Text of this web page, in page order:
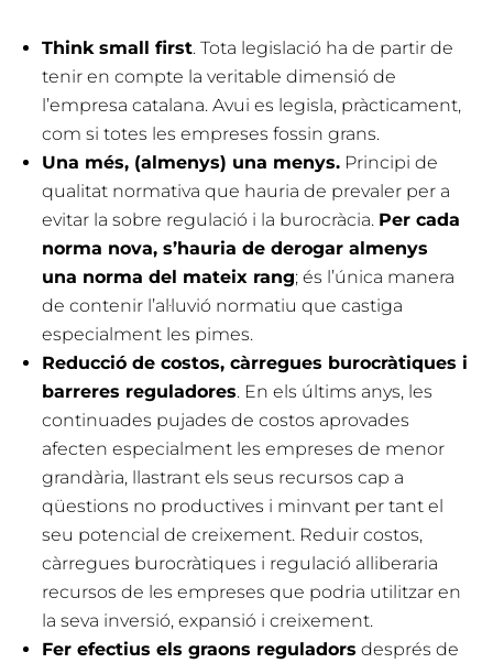
Think small first. Tota legislació ha de partir de
tenir en compte la veritable dimensió de
l’empresa catalana. Avui es legisla, pràcticament,
com si totes les empreses fossin grans.
Una més, (almenys) una menys. Principi de
qualitat normativa que hauria de prevaler per a
evitar la sobre regulació i la burocràcia. Per cada
norma nova, s’hauria de derogar almenys
una norma del mateix rang; és l’única manera
de contenir l’al·luvió normatiu que castiga
especialment les pimes.
Reducció de costos, càrregues burocràtiques i
barreres reguladores. En els últims anys, les
continuades pujades de costos aprovades
afecten especialment les empreses de menor
grandària, llastrant els seus recursos cap a
qüestions no productives i minvant per tant el
seu potencial de creixement. Reduir costos,
càrregues burocràtiques i regulació alliberaria
recursos de les empreses que podria utilitzar en
la seva inversió, expansió i creixement.
Fer efectius els graons reguladors després de